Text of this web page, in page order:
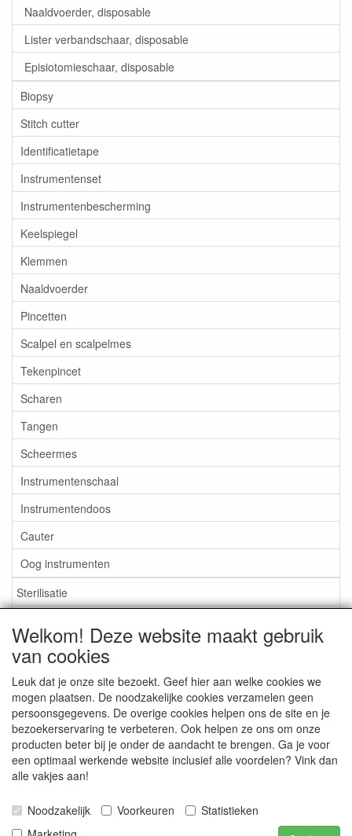
Naaldvoerder, disposable
Lister verbandschaar, disposable
Episiotomieschaar, disposable
Biopsy
Stitch cutter
Identificatietape
Instrumentenset
Instrumentenbescherming
Keelspiegel
Klemmen
Naaldvoerder
Pincetten
Scalpel en scalpelmes
Tekenpincet
Scharen
Tangen
Scheermes
Instrumentenschaal
Instrumentendoos
Cauter
Oog instrumenten
Sterilisatie
Aktieartikelen
Medisan Trading te Alblasserdam. Alle genoemde prijzen zijn
inclusief BTW enexclusief verzendkostentenzij anders
aangegeven.
Welkom! Deze website maakt gebruik
van cookies
Leuk dat je onze site bezoekt. Geef hier aan welke cookies we
mogen plaatsen. De noodzakelijke cookies verzamelen geen
persoonsgegevens. De overige cookies helpen ons de site en je
bezoekerservaring te verbeteren. Ook helpen ze ons om onze
producten beter bij je onder de aandacht te brengen. Ga je voor
een optimaal werkende website inclusief alle voordelen? Vink dan
alle vakjes aan!
Noodzakelijk Voorkeuren
Statistieken